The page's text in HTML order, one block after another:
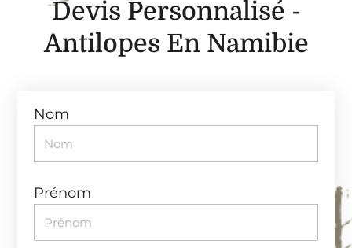
Devis Personnalisé -
Antilopes En Namibie
Nom
Prénom